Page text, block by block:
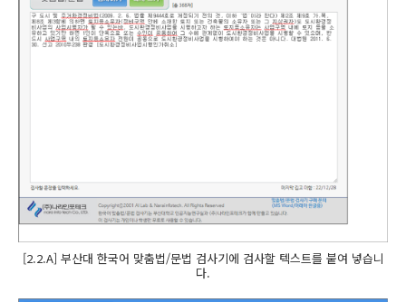
[2.2.A] 부산대 한국어 맞춤법/문법 검사기에 검사할 텍스트를 붙여 넣습니
다.